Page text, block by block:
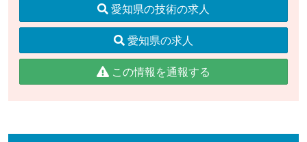
愛知県の技術の求人
愛知県の求人
この情報を通報する